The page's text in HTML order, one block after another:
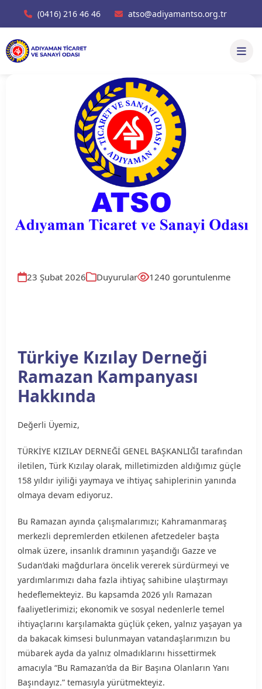
(0416) 216 46 46 atso@adiyamantso.org.tr
23 Şubat 2026 Duyurular 1240 goruntulenme
Türkiye Kızılay Derneği
Ramazan Kampanyası
Hakkında
Değerli Üyemiz,
TÜRKİYE KIZILAY DERNEĞİ GENEL BAŞKANLIĞI tarafından
iletilen, Türk Kızılay olarak, milletimizden aldığımız güçle
158 yıldır iyiliği yaymaya ve ihtiyaç sahiplerinin yanında
olmaya devam ediyoruz.
Bu Ramazan ayında çalışmalarımızı; Kahramanmaraş
merkezli depremlerden etkilenen afetzedeler başta
olmak üzere, insanlık dramının yaşandığı Gazze ve
Sudan’daki mağdurlara öncelik vererek sürdürmeyi ve
yardımlarımızı daha fazla ihtiyaç sahibine ulaştırmayı
hedeflemekteyiz. Bu kapsamda 2026 yılı Ramazan
faaliyetlerimizi; ekonomik ve sosyal nedenlerle temel
ihtiyaçlarını karşılamakta güçlük çeken, yalnız yaşayan ya
da bakacak kimsesi bulunmayan vatandaşlarımızın bu
mübarek ayda da yalnız olmadıklarını hissettirmek
amacıyla “Bu Ramazan’da da Bir Başına Olanların Yanı
Başındayız.” temasıyla yürütmekteyiz.